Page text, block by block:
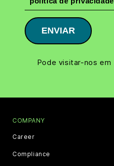
ENVIAR
Pode visitar-nos em
COMPANY
Career
Compliance